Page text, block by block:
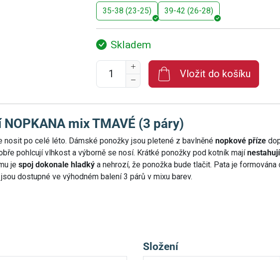
35-38 (23-25) 39-42 (26-28)
Skladem
Vložit do košíku
mix TMAVÉ (3 páry)
po celé léto. Dámské ponožky jsou pletené z bavlněné nopkové příze
pohlcují vlhkost a výborně se nosí. Krátké ponožky pod kotník mají
je spoj dokonale hladký a nehrozí, že ponožka bude tlačit. Pata je formována
dostupné ve výhodném balení 3 párů v mixu barev.
Složení